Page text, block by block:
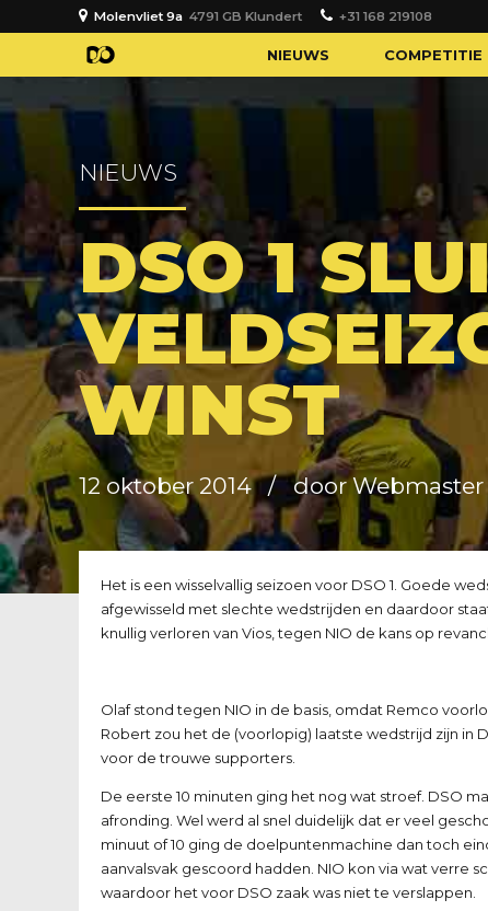
Molenvliet 9a 4791 GB Klundert +31 168 219108
NIEUWS COMPETITIE
NIEUWS
DSO 1
WINST
12 oktober 2014 door Webmaster
Het is een wisselvallig seizoen voor DSO 1. Goede
afgewisseld met slechte wedstrijden en daardoor
knullig verloren van Vios, tegen NIO de kans op
Olaf stond tegen NIO in de basis, omdat Remco
Robert zou het de (voorlopig) laatste wedstrijd zijn in
voor de trouwe supporters.
De eerste 10 minuten ging het nog wat stroef. DSO
afronding. Wel werd al snel duidelijk dat er veel
minuut of 10 ging de doelpuntenmachine dan toch
aanvalsvak gescoord hadden. NIO kon via wat verre
waardoor het voor DSO zaak was niet te verslappen.